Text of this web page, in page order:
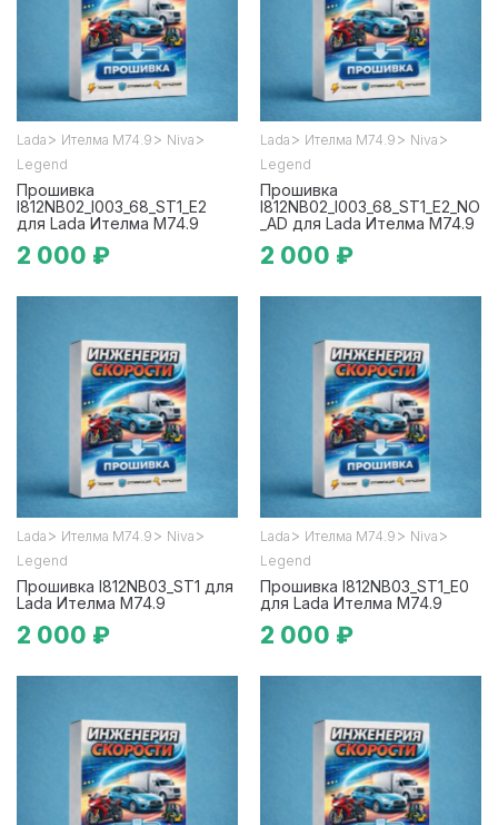
Lada > Ителма М74.9 > Niva >
Legend
Прошивка
I812NB02_l003_68_ST1_E2
для Lada Ителма М74.9
2 000 ₽
Lada > Ителма М74.9 > Niva >
Legend
Прошивка
I812NB02_l003_68_ST1_E2_NO
_AD для Lada Ителма М74.9
2 000 ₽
Lada > Ителма М74.9 > Niva >
Legend
Прошивка I812NB03_ST1 для
Lada Ителма М74.9
2 000 ₽
Lada > Ителма М74.9 > Niva >
Legend
Прошивка I812NB03_ST1_E0
для Lada Ителма М74.9
2 000 ₽